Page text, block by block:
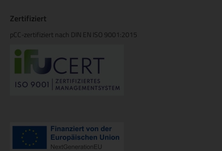
Zertifiziert
pCC-zertifiziert nach DIN EN ISO 9001:2015